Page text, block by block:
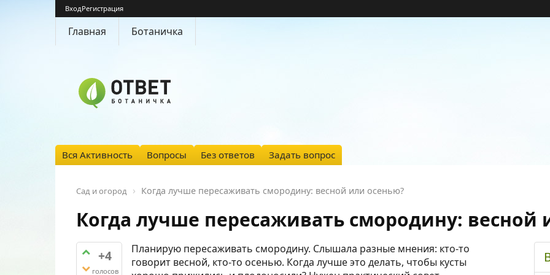
ВходРегистрация
Главная Ботаничка
Вся Активность Вопросы Без ответов Задать вопрос
Сад и огород Когда лучше пересаживать смородину: весной или осенью?
Когда лучше пересаживать смородину: весной
+4
голосов
Планирую пересаживать смородину. Слышала разные мнения: кто-то
говорит весной, кто-то осенью. Когда лучше это делать, чтобы кусты